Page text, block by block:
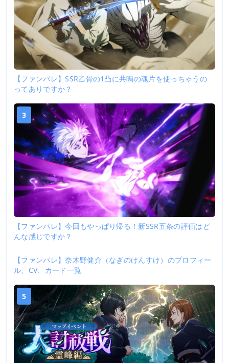
【ファンパレ】SSR乙骨の1凸に共鳴の魂片を使っちゃうの
ってありですか？
3
【ファンパレ】今回もやっぱり帰る！新SSR五条の評価はど
んな感じですか？
4
【ファンパレ】奈木野健介（なぎのけんすけ）のプロフィー
ル、CV、カード一覧
5